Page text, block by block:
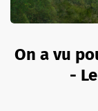
On a vu
-